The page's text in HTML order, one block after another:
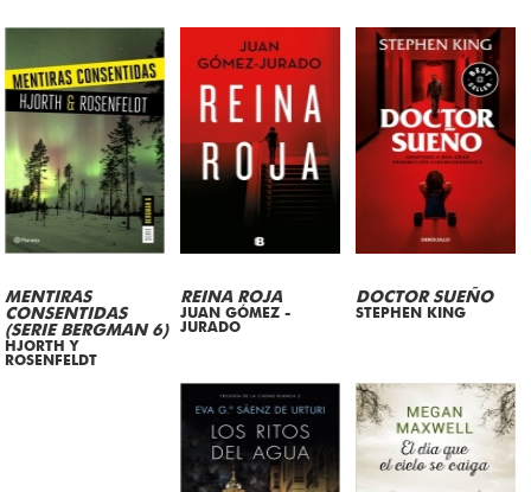
MENTIRAS
CONSENTIDAS
(SERIE BERGMAN 6)
HJORTH Y
ROSENFELDT
REINA ROJA
JUAN GÓMEZ -
JURADO
DOCTOR SUEÑO
STEPHEN KING